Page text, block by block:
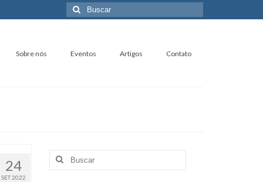
Buscar
por:
Sobre nós Eventos Artigos Contato
24
SET 2022
Buscar